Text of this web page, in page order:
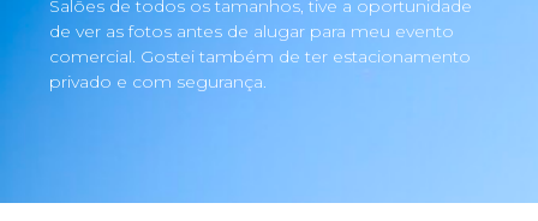
Salões de todos os tamanhos, tive a oportunidade
de ver as fotos antes de alugar para meu evento
comercial. Gostei também de ter estacionamento
privado e com segurança.